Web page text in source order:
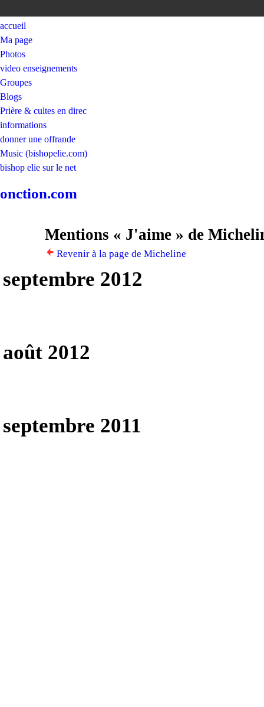
accueil
Ma page
Photos
video enseignements
Groupes
Blogs
Prière & cultes en direc
informations
donner une offrande
Music (bishopelie.com)
bishop elie sur le net
onction.com
Mentions « J'aime » de
Revenir à la page de Micheline
septembre 2012
août 2012
septembre 2011